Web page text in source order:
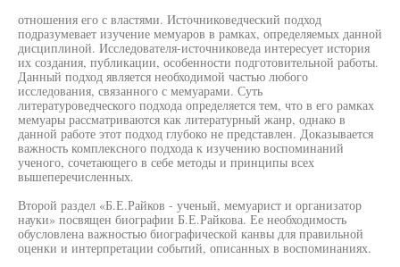
отношения его с властями. Источниковедческий подход
подразумевает изучение мемуаров в рамках, определяемых данной
дисциплиной. Исследователя-источниковеда интересует история
их создания, публикации, особенности подготовительной работы.
Данный подход является необходимой частью любого
исследования, связанного с мемуарами. Суть
литературоведческого подхода определяется тем, что в его рамках
мемуары рассматриваются как литературный жанр, однако в
данной работе этот подход глубоко не представлен. Доказывается
важность комплексного подхода к изучению воспоминаний
ученого, сочетающего в себе методы и принципы всех
вышеперечисленных.
Второй раздел «Б.Е.Райков - ученый, мемуарист и организатор
науки» посвящен биографии Б.Е.Райкова. Ее необходимость
обусловлена важностью биографической канвы для правильной
оценки и интерпретации событий, описанных в воспоминаниях.